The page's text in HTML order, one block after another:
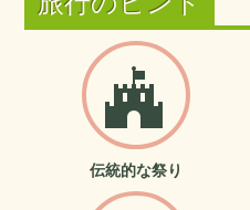
旅行のヒント
伝統的な祭り